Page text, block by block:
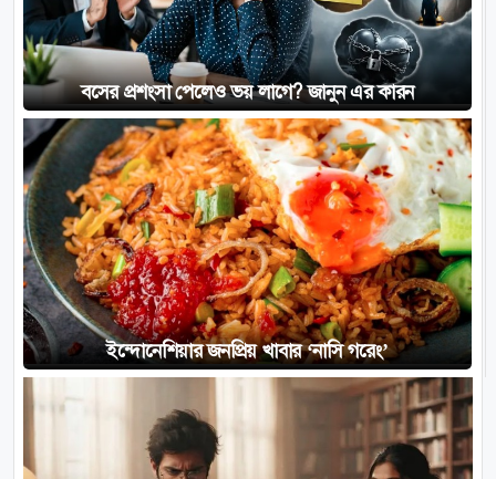
বসের প্রশংসা পেলেও ভয় লাগে? জানুন এর কারন
ইন্দোনেশিয়ার জনপ্রিয় খাবার ‘নাসি গরেং’